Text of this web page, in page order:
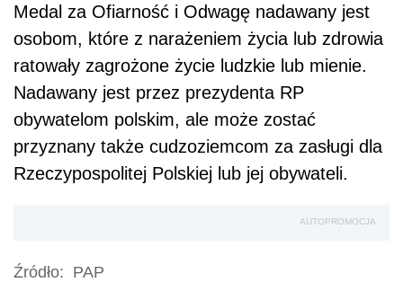
Medal za Ofiarność i Odwagę nadawany jest
osobom, które z narażeniem życia lub zdrowia
ratowały zagrożone życie ludzkie lub mienie.
Nadawany jest przez prezydenta RP
obywatelom polskim, ale może zostać
przyznany także cudzoziemcom za zasługi dla
Rzeczypospolitej Polskiej lub jej obywateli.
AUTOPROMOCJA
Źródło: PAP